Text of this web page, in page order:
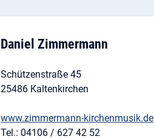
Daniel Zimmermann
Schützenstraße 45
25486 Kaltenkirchen
www.zimmermann-kirchenmusik.de
Tel.: 04106 / 627 42 52